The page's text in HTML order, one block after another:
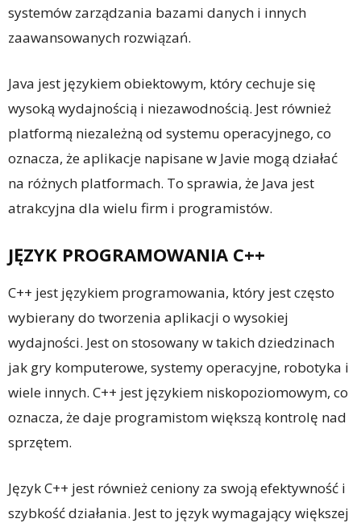
systemów zarządzania bazami danych i innych
zaawansowanych rozwiązań.
Java jest językiem obiektowym, który cechuje się
wysoką wydajnością i niezawodnością. Jest również
platformą niezależną od systemu operacyjnego, co
oznacza, że aplikacje napisane w Javie mogą działać
na różnych platformach. To sprawia, że Java jest
atrakcyjna dla wielu firm i programistów.
JĘZYK PROGRAMOWANIA C++
C++ jest językiem programowania, który jest często
wybierany do tworzenia aplikacji o wysokiej
wydajności. Jest on stosowany w takich dziedzinach
jak gry komputerowe, systemy operacyjne, robotyka i
wiele innych. C++ jest językiem niskopoziomowym, co
oznacza, że daje programistom większą kontrolę nad
sprzętem.
Język C++ jest również ceniony za swoją efektywność i
szybkość działania. Jest to język wymagający większej